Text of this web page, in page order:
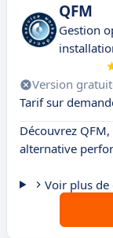
QFM
Gestion
Version
Tarif sur
Découvrez
alternative
Voir plus de